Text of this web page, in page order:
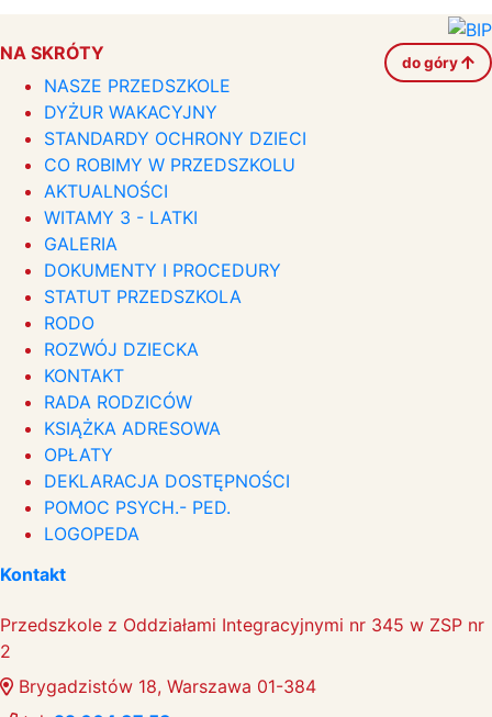
NA SKRÓTY do góry
NASZE PRZEDSZKOLE
DYŻUR WAKACYJNY
STANDARDY OCHRONY DZIECI
CO ROBIMY W PRZEDSZKOLU
AKTUALNOŚCI
WITAMY 3 - LATKI
GALERIA
DOKUMENTY I PROCEDURY
STATUT PRZEDSZKOLA
RODO
ROZWÓJ DZIECKA
KONTAKT
RADA RODZICÓW
KSIĄŻKA ADRESOWA
OPŁATY
DEKLARACJA DOSTĘPNOŚCI
POMOC PSYCH.- PED.
LOGOPEDA
Kontakt
Przedszkole z Oddziałami Integracyjnymi nr 345 w ZSP nr
2
Brygadzistów 18, Warszawa 01-384